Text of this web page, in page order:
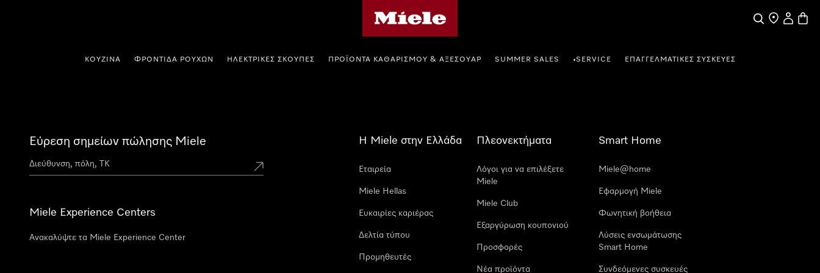
Αναζήτηση
Εύρεση
Ο
ΚΟΥΖΊΝΑ ΦΡΟΝΤΊΔΑ ΡΟΎΧΩΝ ΗΛΕΚΤΡΙΚΈΣ ΣΚΟΎΠΕΣ ΠΡΟΪΌΝΤΑ ΚΑΘΑΡΙΣΜΟΎ & ΑΞΕΣΟΥΆΡ SUMMER SALES •SERVICE ΕΠΑΓΓΕΛΜΑΤΙΚΈΣ ΣΥΣΚΕΥΈΣ
Εύρεση σημείων πώλησης Miele
Miele Experience Centers
Ανακαλύψτε τα Miele Experience Center
Η Miele στην Ελλάδα
Εταιρεία
Miele Hellas
Ευκαιρίες καριέρας
Δελτία τύπου
Προμηθευτές
Πλεονεκτήματα
Λόγοι για να επιλέξετε
Miele
Miele Club
Εξαργύρωση κουπονιού
Προσφορές
Νέα προϊόντα
Smart Home
Miele@home
Εφαρμογή Miele
Φωνητική βοήθεια
Λύσεις ενσωμάτωσης
Smart Home
Συνδεόμενες συσκευές